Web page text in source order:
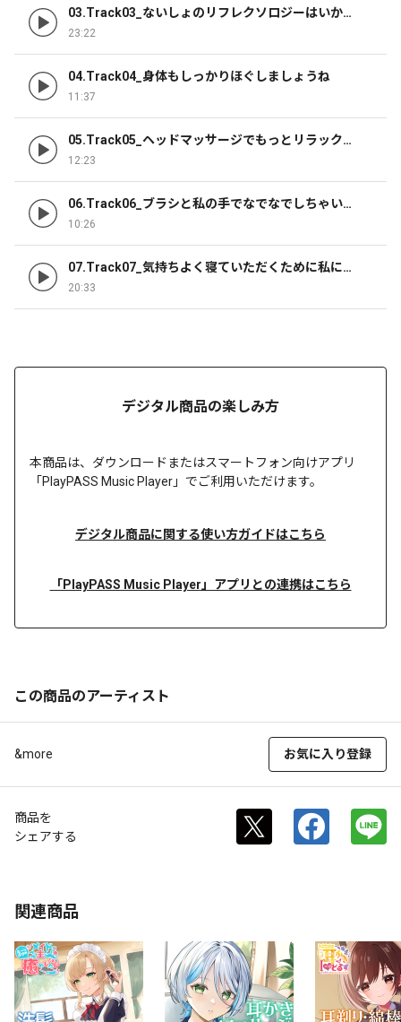
03.Track03_ないしょのリフレクソロジーはいかが
ですか？
23:22
04.Track04_身体もしっかりほぐしましょうね
11:37
05.Track05_ヘッドマッサージでもっとリラックス
してください
12:23
06.Track06_ブラシと私の手でなでなでしちゃいま
す
10:26
07.Track07_気持ちよく寝ていただくために私にで
きることはありますか？
20:33
デジタル商品の楽しみ方
本商品は、 ダウンロードまたはスマートフォン向けアプリ
「PlayPASS Music Player」でご利用いただけます。
デジタル商品に関する使い方ガイドはこちら
「PlayPASS Music Player」アプリとの連携はこちら
この商品のアーティスト
&more お気に入り登録
商品を
シェアする
関連商品